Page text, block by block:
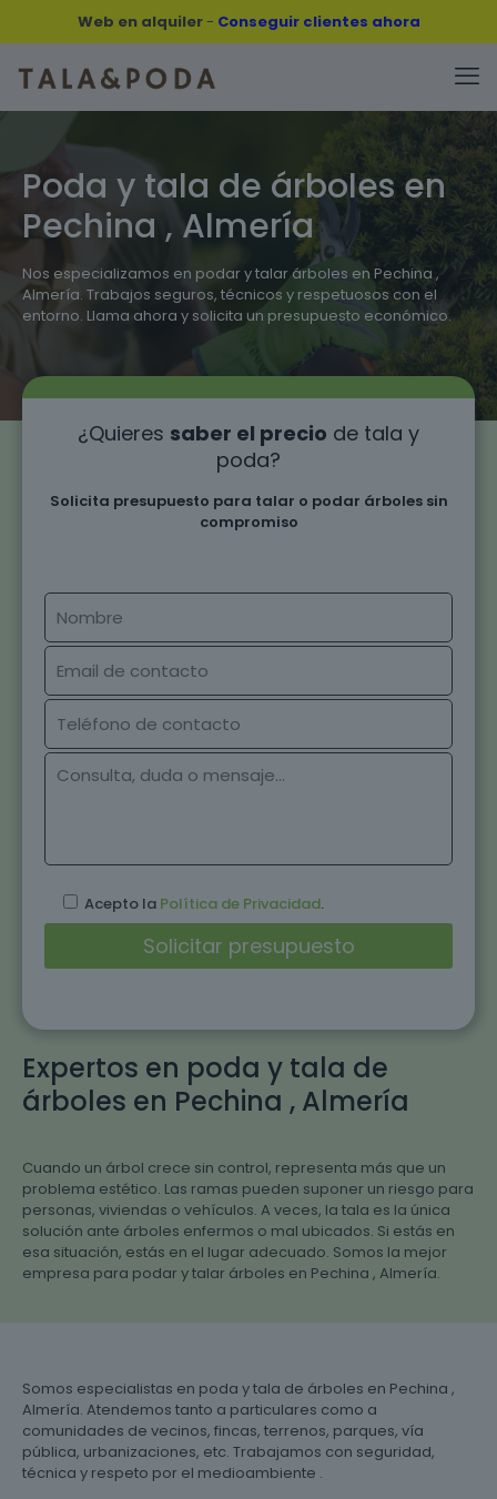
Web en alquiler- Conseguir clientes ahora
Poda y tala de árboles en
Pechina , Almería
Nos especializamos en podar y talar árboles en Pechina ,
Almería. Trabajos seguros, técnicos y respetuosos con el
entorno. Llama ahora y solicita un presupuesto económico.
Expertos en poda y tala de
árboles en Pechina , Almería
Cuando un árbol crece sin control, representa más que un
problema estético. Las ramas pueden suponer un riesgo para
personas, viviendas o vehículos. A veces, la tala es la única
solución ante árboles enfermos o mal ubicados. Si estás en
esa situación, estás en el lugar adecuado. Somos la mejor
empresa para podar y talar árboles en Pechina , Almería.
¿Quieres saber el precio de tala y
poda?
Solicita presupuesto para talar o podar árboles sin
compromiso
Acepto la Política de Privacidad.
Somos especialistas en poda y tala de árboles en Pechina ,
Almería. Atendemos tanto a particulares como a
comunidades de vecinos, fincas, terrenos, parques, vía
pública, urbanizaciones, etc. Trabajamos con seguridad,
técnica y respeto por el medioambiente .